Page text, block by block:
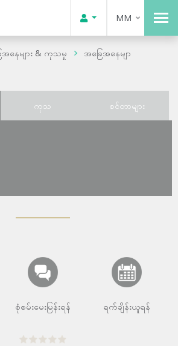
MM
အနေများ & ကုသမှု
အခြေအနေမျာ
ကုသ စင်တာများ
စုံစမ်းမေးမြန်းရန် ရက်ချိန်းယူရန်